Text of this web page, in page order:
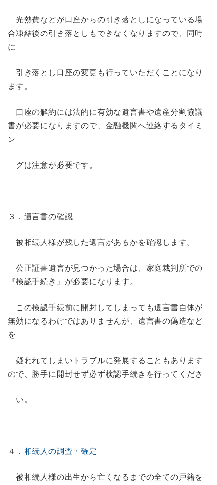
光熱費などが口座からの引き落としになっている場
合凍結後の引き落としもできなくなりますので、同時
に
引き落とし口座の変更も行っていただくことになり
ます。
口座の解約には法的に有効な遺言書や遺産分割協議
書が必要になりますので、金融機関へ連絡するタイミ
ン
グは注意が必要です。
３．遺言書の確認
被相続人様が残した遺言があるかを確認します。
公正証書遺言が見つかった場合は、家庭裁判所での
『検認手続き』が必要になります。
この検認手続前に開封してしまっても遺言書自体が
無効になるわけではありませんが、遺言書の偽造など
を
疑われてしまいトラブルに発展することもあります
ので、勝手に開封せず必ず検認手続きを行ってくださ
い。
４． 相続人の調査・確定
被相続人様の出生から亡くなるまでの全ての戸籍を